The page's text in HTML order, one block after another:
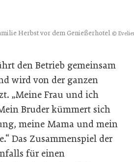
Herbst vor dem Genießerhotel ©
den Betrieb gemeinsam
wird von der ganzen
„Meine Frau und ich
Bruder kümmert sich
meine Mama und mein
Das Zusammenspiel der
für einen